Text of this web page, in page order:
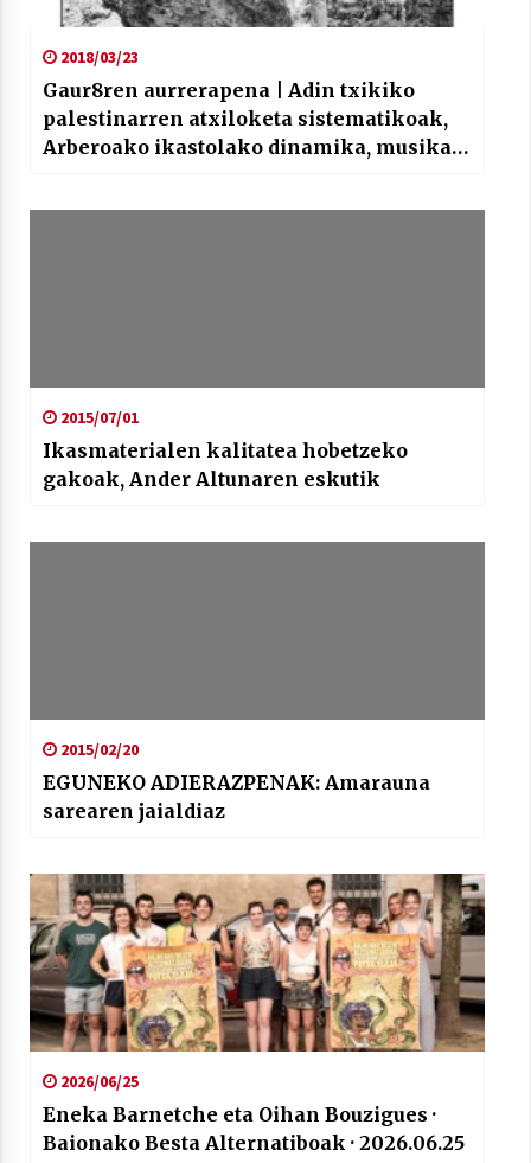
2018/03/23
Gaur8ren aurrerapena | Adin txikiko
palestinarren atxiloketa sistematikoak,
Arberoako ikastolako dinamika, musika
metodoa eta Judimendiko Sugar Kultur
2015/07/01
Ikasmaterialen kalitatea hobetzeko
gakoak, Ander Altunaren eskutik
2015/02/20
EGUNEKO ADIERAZPENAK: Amarauna
sarearen jaialdiaz
2026/06/25
Eneka Barnetche eta Oihan Bouzigues ·
Baionako Besta Alternatiboak · 2026.06.25